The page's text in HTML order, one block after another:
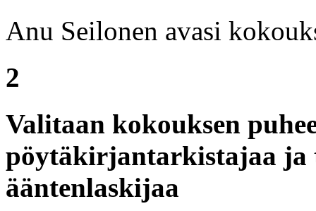
Anu Seilonen avasi
2
Valitaan kokouksen
pöytäkirjantarkistajaa ja
ääntenlaskijaa